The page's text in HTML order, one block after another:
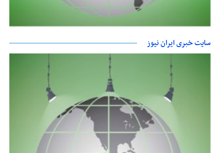
سایت خبری ایران نیوز